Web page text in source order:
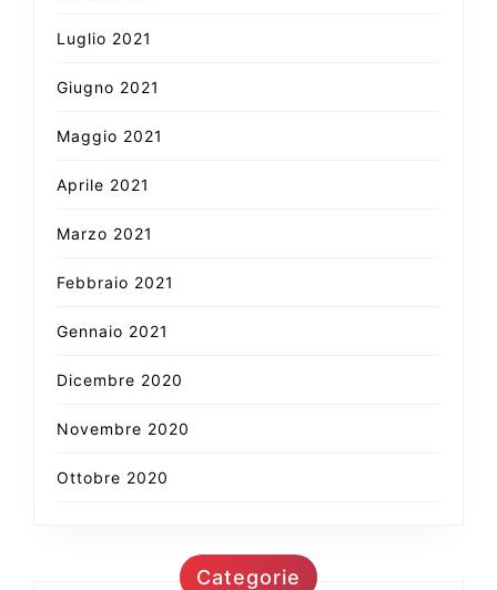
Luglio 2021
Giugno 2021
Maggio 2021
Aprile 2021
Marzo 2021
Febbraio 2021
Gennaio 2021
Dicembre 2020
Novembre 2020
Ottobre 2020
Categorie